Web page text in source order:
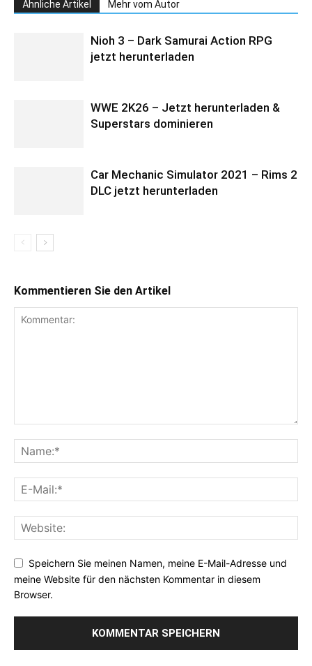
Ähnliche Artikel Mehr vom Autor
Nioh 3 – Dark Samurai Action RPG
jetzt herunterladen
WWE 2K26 – Jetzt herunterladen &
Superstars dominieren
Car Mechanic Simulator 2021 – Rims 2
DLC jetzt herunterladen
Kommentieren Sie den Artikel
Speichern Sie meinen Namen, meine E-Mail-Adresse und
meine Website für den nächsten Kommentar in diesem
Browser.